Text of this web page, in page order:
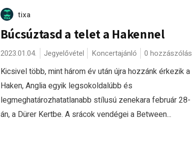
tixa
Búcsúztasd a telet a Hakennel
2023.01.04. Jegyelővétel Koncertajánló 0 hozzászólás
Kicsivel több, mint három év után újra hozzánk érkezik a
Haken, Anglia egyik legsokoldalúbb és
legmeghatározhatatlanabb stílusú zenekara február 28-
án, a Dürer Kertbe. A srácok vendégei a Between...